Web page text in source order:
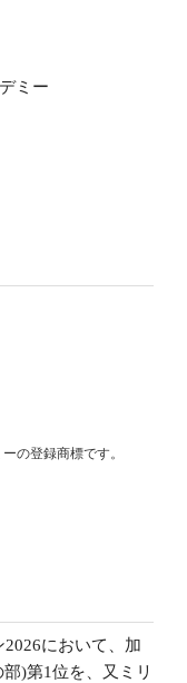
ミー
の登録商標です。
において、加
)第1位を、又ミリ